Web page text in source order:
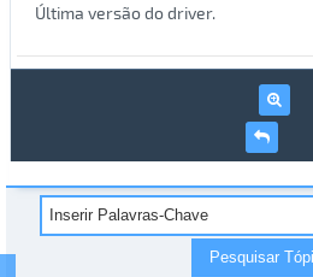
Última versão do driver.